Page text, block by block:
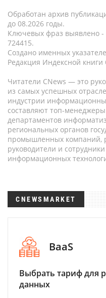
Обработан архив
до 08.2026 годы.
Ключевых фраз выявлено -
724415.
Создано именных
Редакция Индексной книги
Читатели CNews — это
из самых успешных
индустрии
составляют топ-
департаментов
региональных органов
промышленных компаний,
руководители и
информационных
CNEWSMARKET
BaaS
Выбрать тариф для
данных